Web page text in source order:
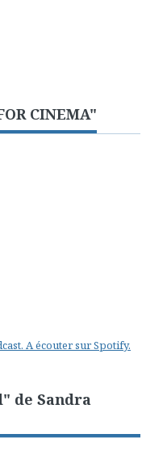
CINEMA"
A écouter sur Spotify.
de Sandra